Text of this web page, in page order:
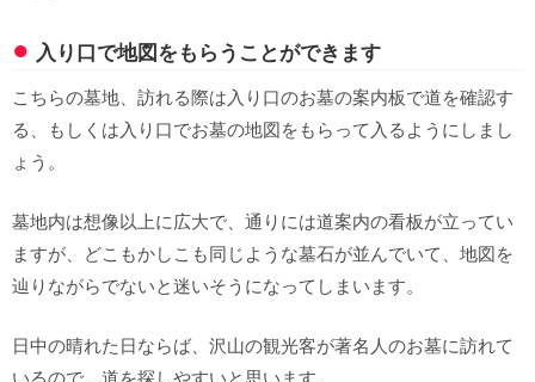
入り口で地図をもらうことができます
こちらの墓地、訪れる際は入り口のお墓の案内板で道を確認す
る、もしくは入り口でお墓の地図をもらって入るようにしまし
ょう。
墓地内は想像以上に広大で、通りには道案内の看板が立ってい
ますが、どこもかしこも同じような墓石が並んでいて、地図を
辿りながらでないと迷いそうになってしまいます。
日中の晴れた日ならば、沢山の観光客が著名人のお墓に訪れて